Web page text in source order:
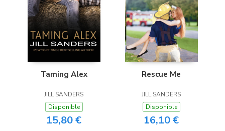
Taming Alex
JILL SANDERS
Disponible
15,80 €
Rescue Me
JILL SANDERS
Disponible
16,10 €